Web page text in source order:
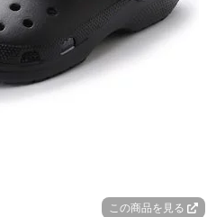
この商品を見る